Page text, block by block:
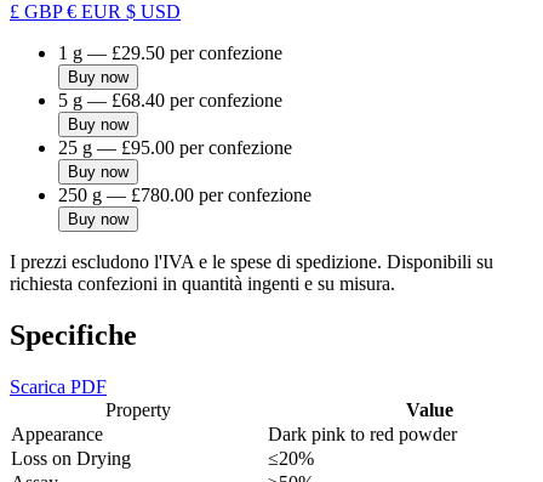
£ GBP€ EUR $ USD
1 g — £29.50 per confezione
Buy now
5 g — £68.40 per confezione
Buy now
25 g — £95.00 per confezione
Buy now
250 g — £780.00 per confezione
Buy now
I prezzi escludono l'IVA e le spese di spedizione. Disponibili su
richiesta confezioni in quantità ingenti e su misura.
Specifiche
Scarica PDF
Property
Value
Appearance
Dark pink to red powder
Loss on Drying
≤20%